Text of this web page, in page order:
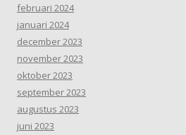
februari 2024
januari 2024
december 2023
november 2023
oktober 2023
september 2023
augustus 2023
juni 2023